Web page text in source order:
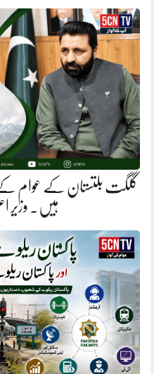
گلگت بلتستان کے عوام کے
ہیں. وزیر